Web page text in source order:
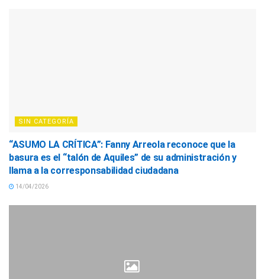
SIN CATEGORÍA
“ASUMO LA CRÍTICA”: Fanny Arreola reconoce que la
basura es el “talón de Aquiles” de su administración y
llama a la corresponsabilidad ciudadana
14/04/2026